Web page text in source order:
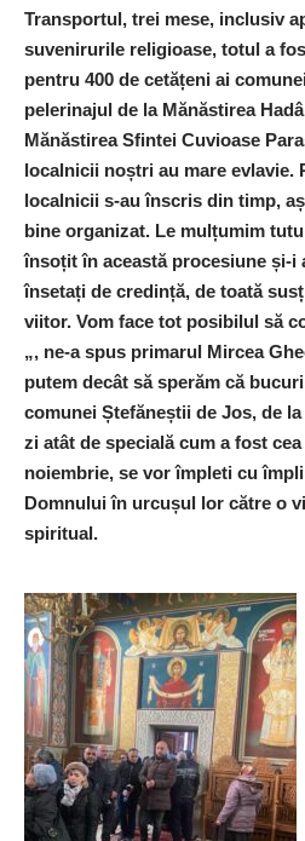
Transportul, trei mese, inclusiv
suvenirurile religioase, totul a
pentru 400 de cetățeni ai
pelerinajul de la Mănăstirea
Mănăstirea Sfintei Cuvioase
localnicii noștri au mare evlavie.
localnicii s-au înscris din timp,
bine organizat. Le mulțumim
însoțit în această procesiune și-i
însetați de credință, de toată
viitor. Vom face tot posibilul să
„, ne-a spus primarul Mircea
putem decât să sperăm că
comunei Ștefăneștii de Jos, de
zi atât de specială cum a fost
noiembrie, se vor împleti cu
Domnului în urcușul lor către o
spiritual.